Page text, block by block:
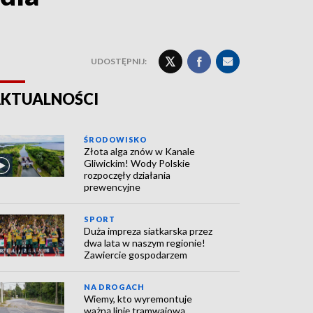
UDOSTĘPNIJ:
ŚRODOWISKO
Złota alga znów w Kanale
Gliwickim! Wody Polskie
rozpoczęły działania
prewencyjne
SPORT
Duża impreza siatkarska przez
dwa lata w naszym regionie!
Zawiercie gospodarzem
NA DROGACH
Wiemy, kto wyremontuje
ważną linię tramwajową.